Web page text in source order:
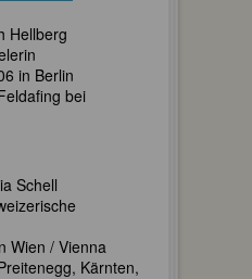
Hellberg
in Berlin
bei
Schell
Wien / Vienna
Kärnten,